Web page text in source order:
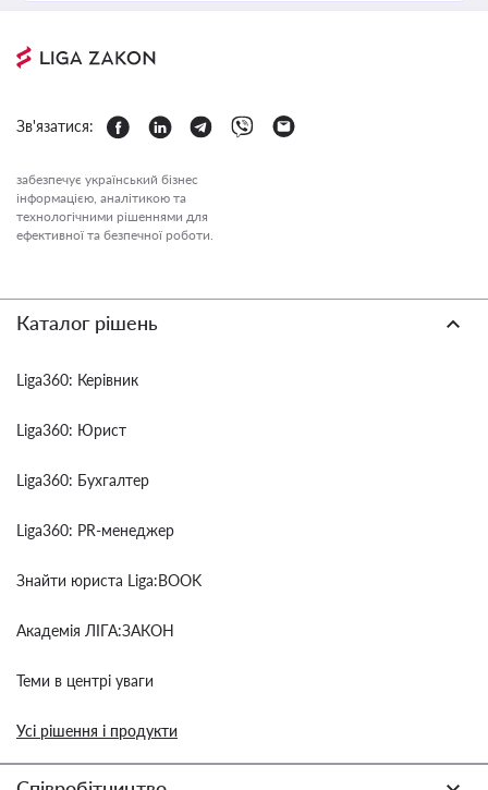
Зв'язатися:
забезпечує український бізнес
інформацією, аналітикою та
технологічними рішеннями для
ефективної та безпечної роботи.
Каталог рішень
Liga360: Керівник
Liga360: Юрист
Liga360: Бухгалтер
Liga360: PR-менеджер
Знайти юриста Liga:BOOK
Академія ЛІГА:ЗАКОН
Теми в центрі уваги
Усі рішення і продукти